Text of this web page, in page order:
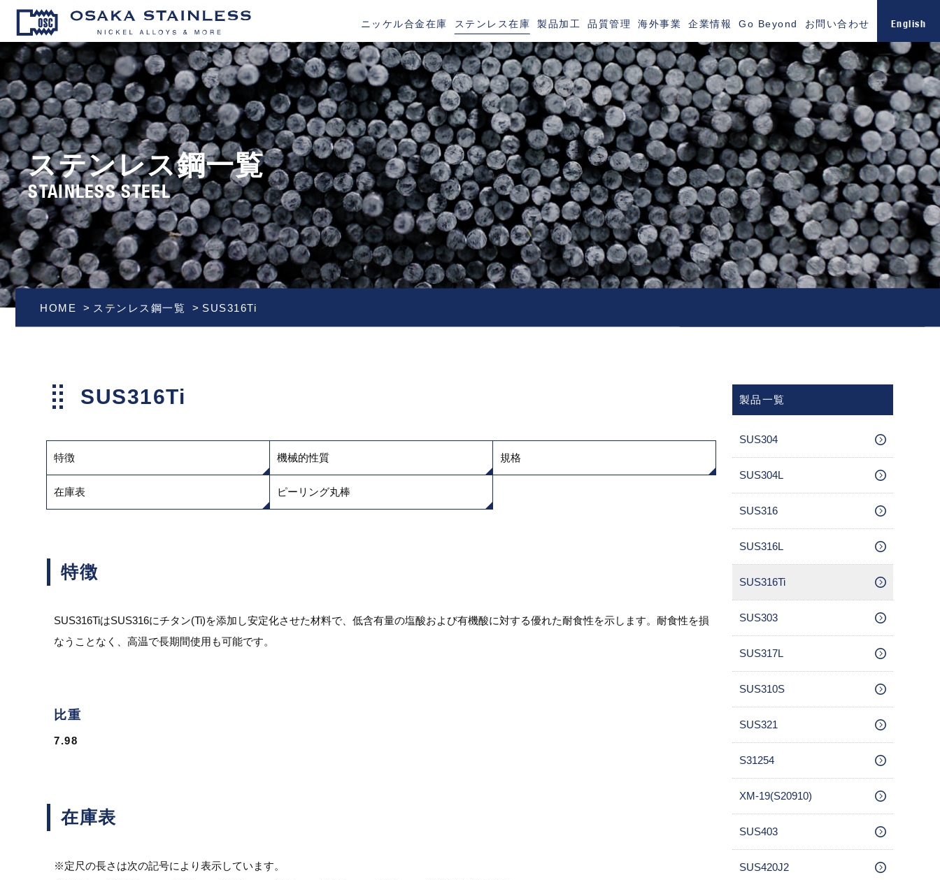
OSAKA STAINLESS
ニッケル合金在庫 ステンレス在庫 製品加工 品質管理 海外事業 企業情報 Go Beyond お問い合わせ English
ステンレス鋼一覧
STAINLESS STEEL
HOME ステンレス鋼一覧 SUS316Ti
SUS316Ti
特徴 機械的性質 規格
在庫表 ピーリング丸棒
特徴
SUS316TiはSUS316にチタン(Ti)を添加し安定化させた材料で、低含有量の塩酸および有機酸に対する優れた耐食性を示します。耐食性を損
なうことなく、高温で長期間使用も可能です。
比重
7.98
在庫表
※定尺の長さは次の記号により表示しています。
製品一覧
SUS304
SUS304L
SUS316
SUS316L
SUS316Ti
SUS303
SUS317L
SUS310S
SUS321
S31254
XM-19(S20910)
SUS403
SUS420J2